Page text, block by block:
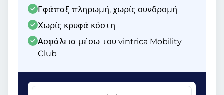
Εφάπαξ πληρωμή, χωρίς συνδρομή
Χωρίς κρυφά κόστη
Ασφάλεια μέσω του vintrica Mobility
Club